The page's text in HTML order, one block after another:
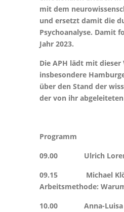
mit dem
und ersetzt damit die
Psychoanalyse. Damit
Jahr 2023.
Die APH lädt mit
insbesonde­re
über den Stand der
der von ihr
Programm
09.00 Ulrich
09.15 Michael
Arbeitsmethode:
10.00 Anna-Luisa